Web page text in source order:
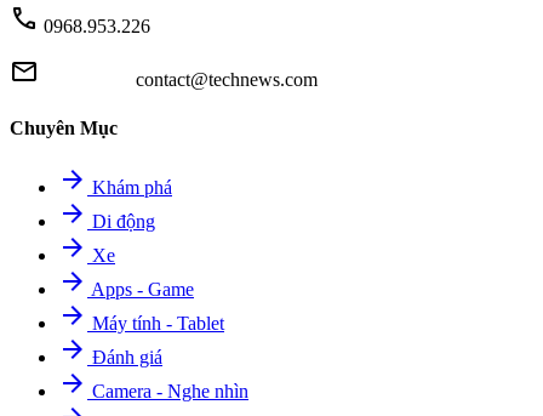
call 0968.953.226
mail contact@technews.com
Chuyên Mục
arrow_forward Khám phá
arrow_forward Di động
arrow_forward Xe
arrow_forward Apps - Game
arrow_forward Máy tính - Tablet
arrow_forward Đánh giá
arrow_forward Camera - Nghe nhìn